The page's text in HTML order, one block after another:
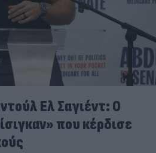
Ελ Σαγιέντ: Ο
που κέρδισε